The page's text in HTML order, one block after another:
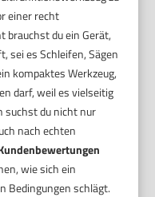
einer recht
brauchst du ein Gerät,
sei es Schleifen, Sägen
kompaktes Werkzeug,
darf, weil es vielseitig
suchst du nicht nur
nach echten
wie sich ein
Bedingungen schlägt.